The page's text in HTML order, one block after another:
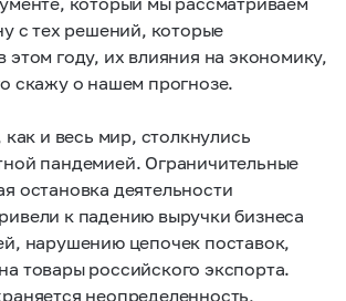
с тех решений, которые
этом году, их влияния на экономику,
скажу о нашем прогнозе.
и весь мир, столкнулись
пандемией. Ограничительные
остановка деятельности
к падению выручки бизнеса
нарушению цепочек поставок,
товары российского экспорта.
неопределенность,